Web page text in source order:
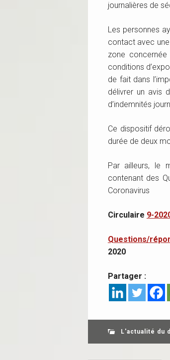
journalières de
Les personnes
contact avec
zone
conditions
de fait dans
délivrer un avis
d’indemnités
Ce dispositif
durée de deux
Par ailleurs, le
contenant des
Coronavirus
Circulaire 9-
Questions/
2020
Partager :
L'actualité du